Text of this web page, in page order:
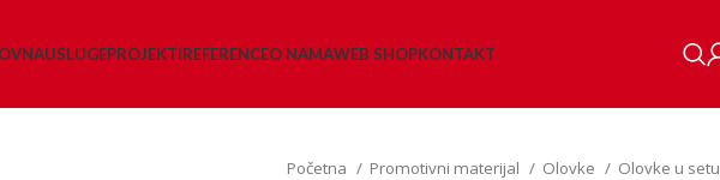
USLUGEPROJEKTIREFERENCEO NAMAWEB SHOPKONTAKT
Početna Promotivni materijal Olovke
Olovke u setu